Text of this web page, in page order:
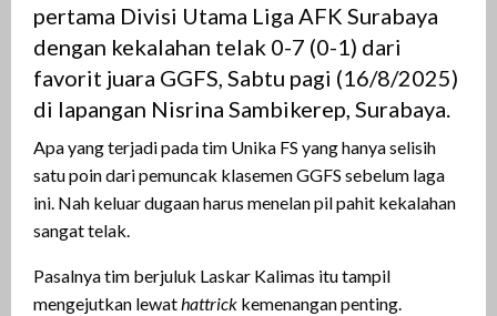
pertama Divisi Utama Liga AFK Surabaya
dengan kekalahan telak 0-7 (0-1) dari
favorit juara GGFS, Sabtu pagi (16/8/2025)
di lapangan Nisrina Sambikerep, Surabaya.
Apa yang terjadi pada tim Unika FS yang hanya selisih
satu poin dari pemuncak klasemen GGFS sebelum laga
ini. Nah keluar dugaan harus menelan pil pahit kekalahan
sangat telak.
Pasalnya tim berjuluk Laskar Kalimas itu tampil
mengejutkan lewathattrick kemenangan penting.